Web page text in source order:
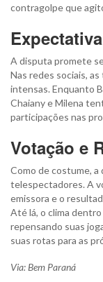
contragolpe que
A disputa promete
Nas redes sociais,
intensas. Enquanto
Chaiany e Milena
participações nas
Votação e
Como de costume, a
telespectadores. A
emissora e o
Até lá, o clima
repensando suas
suas rotas para as
Via: Bem Paraná